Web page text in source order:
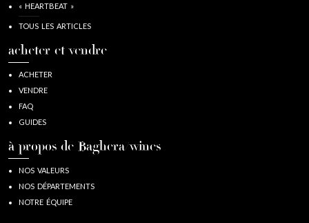
« HEARTBEAT »
TOUS LES ARTICLES
acheter et vendre
ACHETER
VENDRE
FAQ
GUIDES
à propos de Baghera/wines
NOS VALEURS
NOS DÉPARTEMENTS
NOTRE ÉQUIPE